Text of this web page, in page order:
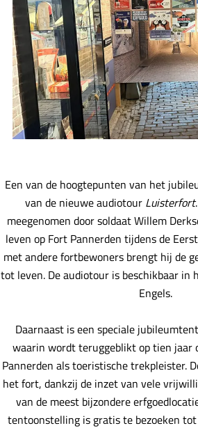
Een van de hoogtepunten van het
van de nieuwe audiotour Luisterfort
meegenomen door soldaat Willem
leven op Fort Pannerden tijdens de
met andere fortbewoners brengt hij de
tot leven. De audiotour is beschikbaar in
Engels.
Daarnaast is een speciale
waarin wordt teruggeblikt op tien jaar
Pannerden als toeristische trekpleister.
het fort, dankzij de inzet van vele
van de meest bijzondere
tentoonstelling is gratis te bezoeken